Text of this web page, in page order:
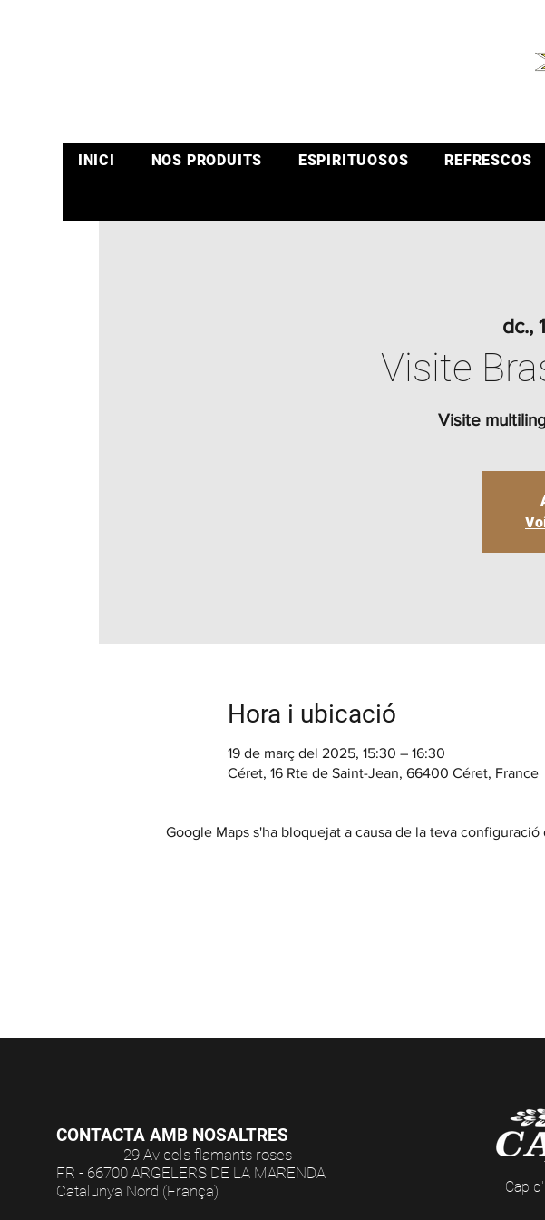
INICI NOS PRODUITS ESPIRITUOSOS REFRESCOS
dc.,
Visite
Visite
Hora i ubicació
19 de març del 2025, 15:30 – 16:30
Céret, 16 Rte de Saint-Jean, 66400 Céret, France
Google Maps s'ha bloquejat a causa de la teva
CONTACTA AMB NOSALTRES
29 Av dels flamants roses
FR - 66700 ARGELERS DE LA MARENDA
Catalunya Nord (França)
Cap